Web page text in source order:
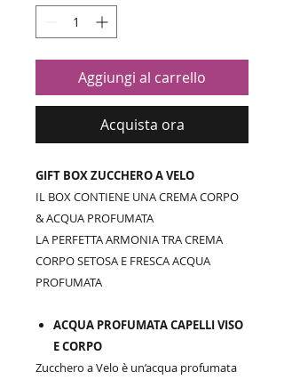
Aggiungi al carrello
Acquista ora
GIFT BOX ZUCCHERO A VELO
IL BOX CONTIENE UNA CREMA CORPO
& ACQUA PROFUMATA
LA PERFETTA ARMONIA TRA CREMA
CORPO SETOSA E FRESCA ACQUA
PROFUMATA
ACQUA PROFUMATA CAPELLI VISO
E CORPO
Zucchero a Velo è un’acqua profumata